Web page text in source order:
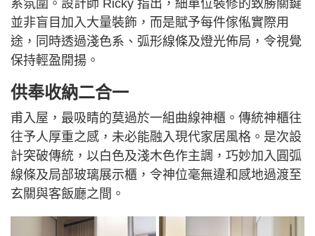
系氛圍。設計師 Ricky 指出，細單位裝修的致勝關鍵
並非盲目加入大量裝飾，而是賦予每件傢俬實際用
途，同時透過淺色系、弧形線條及燈光佈局，令視覺
保持輕盈開揚。
供奉收納二合一
甫入屋，最吸睛的莫過於一組曲線神櫃。傳統神櫃往
往予人厚重之感，未必能融入現代家居風格。是次設
計突破傳統，以白色及淺木色作主調，巧妙加入圓弧
線條及局部玻璃展示櫃，令神位毫無違和感地過渡至
玄關與客飯廳之間。